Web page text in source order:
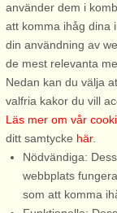
Om området
Info och
ankomster under
Se villkor här
Topp-
använder dem i
att komma ihåg dina
din användning av
de mest relevanta
Nedan kan du välja
valfria kakor du vill
Läs mer om vår
ditt samtycke här.
Nödvändiga:
webbplats
som att komma